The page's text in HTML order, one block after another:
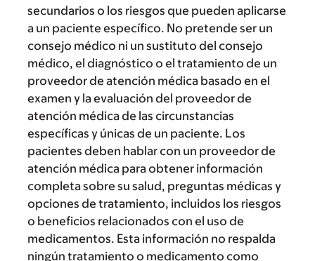
secundarios o los riesgos que pueden aplicarse
a un paciente específico. No pretende ser un
consejo médico ni un sustituto del consejo
médico, el diagnóstico o el tratamiento de un
proveedor de atención médica basado en el
examen y la evaluación del proveedor de
atención médica de las circunstancias
específicas y únicas de un paciente. Los
pacientes deben hablar con un proveedor de
atención médica para obtener información
completa sobre su salud, preguntas médicas y
opciones de tratamiento, incluidos los riesgos
o beneficios relacionados con el uso de
medicamentos. Esta información no respalda
ningún tratamiento o medicamento como